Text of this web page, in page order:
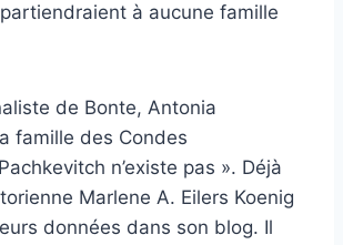
à aucune famille
de Bonte, Antonia
famille des Condes
n’existe pas ». Déjà
Marlene A. Eilers Koenig
données dans son blog. Il